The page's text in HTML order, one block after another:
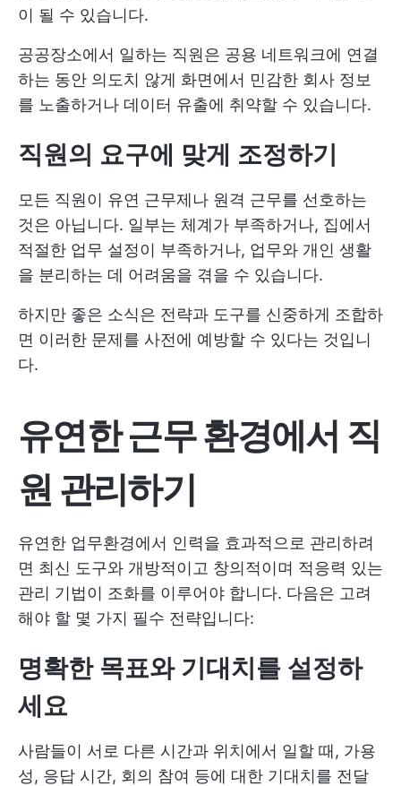
이 될 수 있습니다.
공공장소에서 일하는 직원은 공용 네트워크에 연결
하는 동안 의도치 않게 화면에서 민감한 회사 정보
를 노출하거나 데이터 유출에 취약할 수 있습니다.
직원의 요구에 맞게 조정하기
모든 직원이 유연 근무제나 원격 근무를 선호하는
것은 아닙니다. 일부는 체계가 부족하거나, 집에서
적절한 업무 설정이 부족하거나, 업무와 개인 생활
을 분리하는 데 어려움을 겪을 수 있습니다.
하지만 좋은 소식은 전략과 도구를 신중하게 조합하
면 이러한 문제를 사전에 예방할 수 있다는 것입니
다.
유연한 근무 환경에서 직
원 관리하기
유연한 업무환경에서 인력을 효과적으로 관리하려
면 최신 도구와 개방적이고 창의적이며 적응력 있는
관리 기법이 조화를 이루어야 합니다. 다음은 고려
해야 할 몇 가지 필수 전략입니다:
명확한 목표와 기대치를 설정하
세요
사람들이 서로 다른 시간과 위치에서 일할 때, 가용
성, 응답 시간, 회의 참여 등에 대한 기대치를 전달